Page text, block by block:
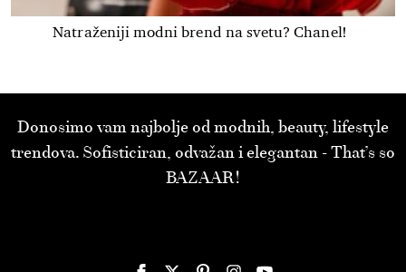
Natraženiji modni brend na svetu? Chanel!
Donosimo vam najbolje od modnih, beauty, lifestyle
trendova. Sofisticiran, odvažan i elegantan - That’s so
BAZAAR!